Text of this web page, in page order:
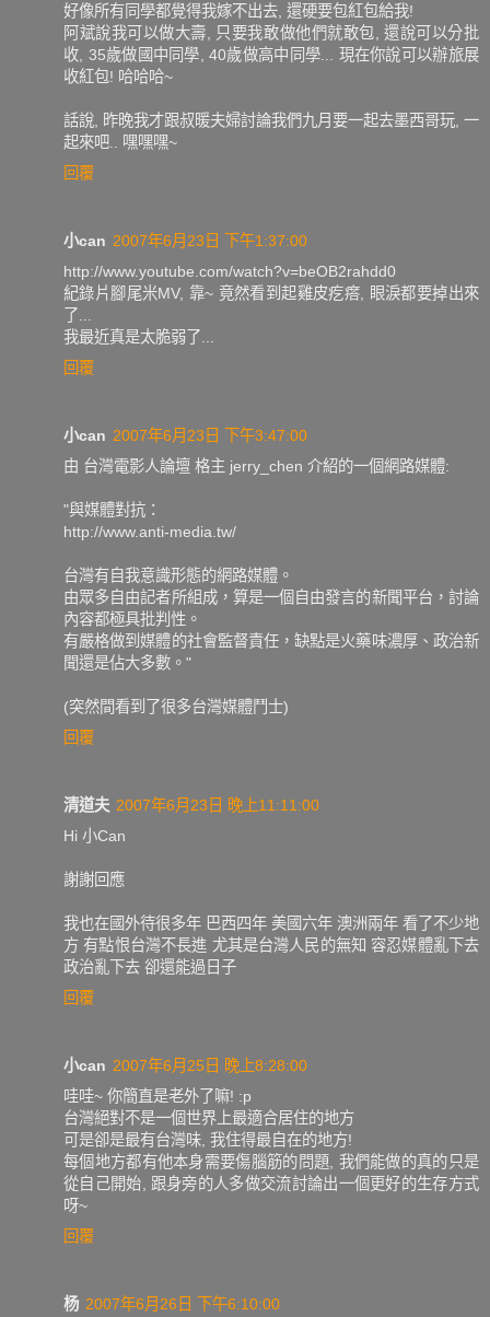
好像所有同學都覺得我嫁不出去, 還硬要包紅包給我!
阿斌說我可以做大壽, 只要我敢做他們就敢包, 還說可以分批
收, 35歲做國中同學, 40歲做高中同學... 現在你說可以辦旅展
收紅包! 哈哈哈~
話說, 昨晚我才跟叔暖夫婦討論我們九月要一起去墨西哥玩, 一
起來吧.. 嘿嘿嘿~
回覆
小can 2007年6月23日 下午1:37:00
http://www.youtube.com/watch?v=beOB2rahdd0
紀錄片腳尾米MV, 靠~ 竟然看到起雞皮疙瘩, 眼淚都要掉出來
了...
我最近真是太脆弱了...
回覆
小can 2007年6月23日 下午3:47:00
由 台灣電影人論壇 格主 jerry_chen 介紹的一個網路媒體:
"與媒體對抗：
http://www.anti-media.tw/
台灣有自我意識形態的網路媒體。
由眾多自由記者所組成，算是一個自由發言的新聞平台，討論
內容都極具批判性。
有嚴格做到媒體的社會監督責任，缺點是火藥味濃厚、政治新
聞還是佔大多數。"
(突然間看到了很多台灣媒體鬥士)
回覆
清道夫 2007年6月23日 晚上11:11:00
Hi 小Can
謝謝回應
我也在國外待很多年 巴西四年 美國六年 澳洲兩年 看了不少地
方 有點恨台灣不長進 尤其是台灣人民的無知 容忍媒體亂下去
政治亂下去 卻還能過日子
回覆
小can 2007年6月25日 晚上8:28:00
哇哇~ 你簡直是老外了嘛! :p
台灣絕對不是一個世界上最適合居住的地方
可是卻是最有台灣味, 我住得最自在的地方!
每個地方都有他本身需要傷腦筋的問題, 我們能做的真的只是
從自己開始, 跟身旁的人多做交流討論出一個更好的生存方式
呀~
回覆
杨 2007年6月26日 下午6:10:00